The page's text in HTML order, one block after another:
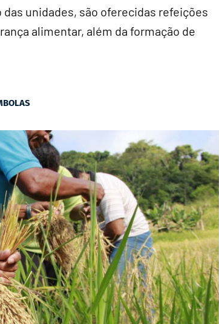
unidades, são oferecidas refeições
alimentar, além da formação de